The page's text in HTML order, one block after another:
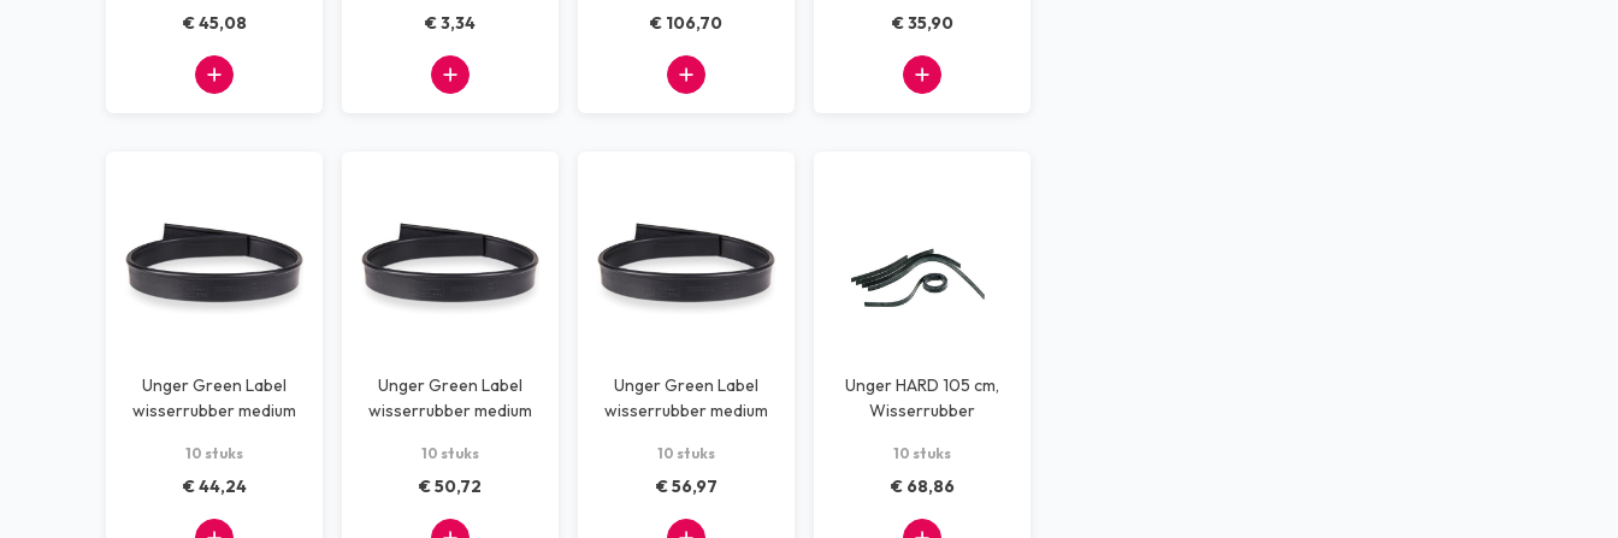
€ 45,08 € 3,34 € 106,70 € 35,90
Unger Green Label
wisserrubber medium
10 stuks
€ 44,24
Unger Green Label
wisserrubber medium
10 stuks
€ 50,72
Unger Green Label
wisserrubber medium
10 stuks
€ 56,97
Unger HARD 105 cm,
Wisserrubber
10 stuks
€ 68,86